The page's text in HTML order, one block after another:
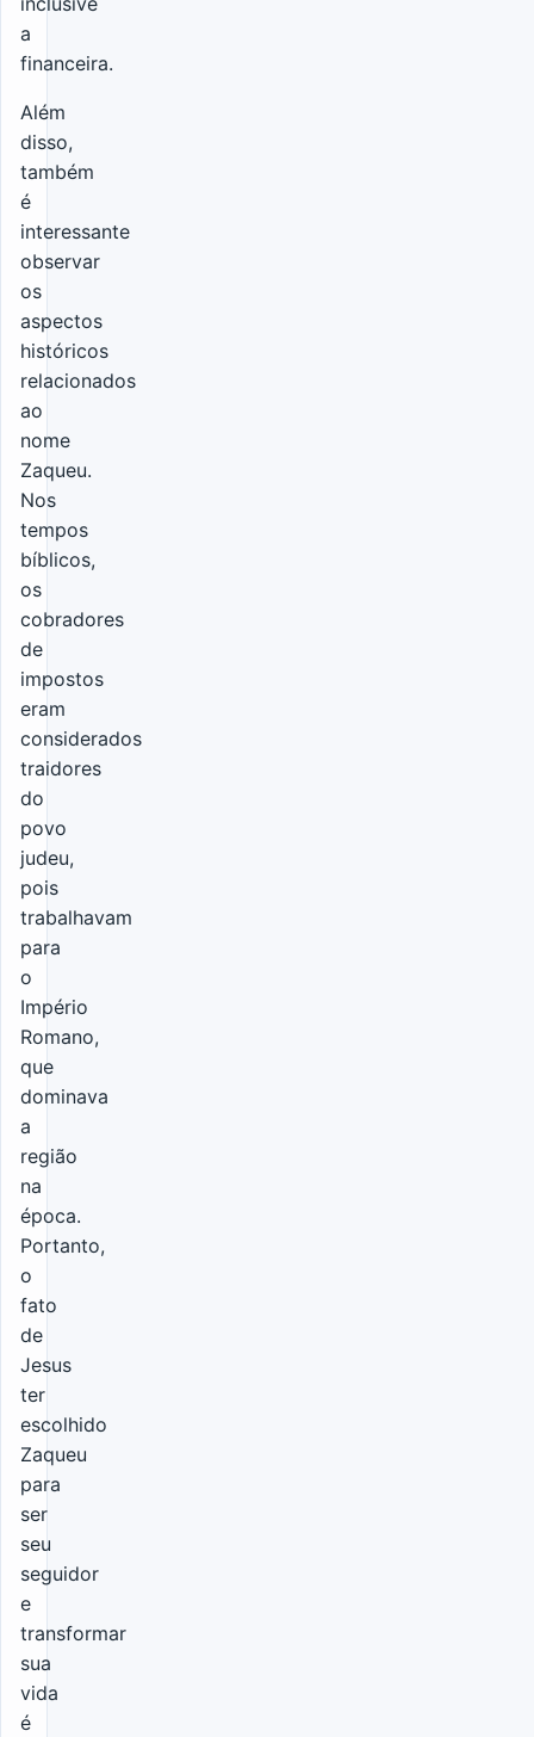
a
financeira.
Além
disso,
também
é
interessante
observar
os
aspectos
históricos
relacionados
ao
nome
Zaqueu.
Nos
tempos
bíblicos,
os
cobradores
de
impostos
eram
considerados
traidores
do
povo
judeu,
pois
trabalhavam
para
o
Império
Romano,
que
dominava
a
região
na
época.
Portanto,
o
fato
de
Jesus
ter
escolhido
Zaqueu
para
ser
seu
seguidor
e
transformar
sua
vida
é